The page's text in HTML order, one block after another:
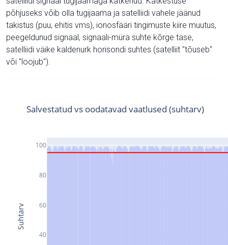
põhjuseks võib olla tugijaama ja satelliidi vahele jäänud
takistus (puu, ehitis vms), ionosfääri tingimuste kiire muutus,
peegeldunud signaal, signaali-müra suhte kõrge tase,
satelliidi väike kaldenurk horisondi suhtes (satelliit "tõuseb"
või "loojub").
40
60
80
100
Salvestatud vs oodatavad vaatlused (suhtarv)
Suhtarv